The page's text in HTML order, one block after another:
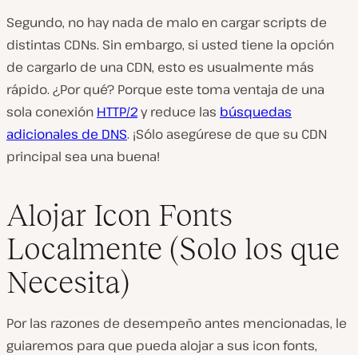
Segundo, no hay nada de malo en cargar scripts de
distintas CDNs. Sin embargo, si usted tiene la opción
de cargarlo de una CDN, esto es usualmente más
rápido. ¿Por qué? Porque este toma ventaja de una
sola conexión HTTP/2y reduce las búsquedas
adicionales de DNS. ¡Sólo asegúrese de que su CDN
principal sea una buena!
Alojar Icon Fonts
Localmente (Solo los que
Necesita)
Por las razones de desempeño antes mencionadas, le
guiaremos para que pueda alojar a sus icon fonts,